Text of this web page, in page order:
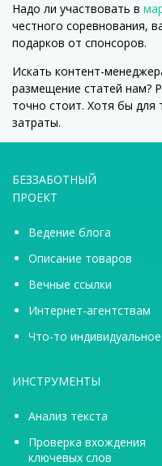
Надо ли участвовать в
честного соревнования,
подарков от спонсоров.
Искать контент-
размещение статей нам?
точно стоит. Хотя бы для
затраты.
БЕЗЗАБОТНЫЙ
ПРОЕКТ
Ведение блога
Описание товаров
Вечные ссылки
Интернет-агентствам
Что-то индивидуальное
ИНСТРУМЕНТЫ
Анализ текста
Проверка вхождения
ключевых слов